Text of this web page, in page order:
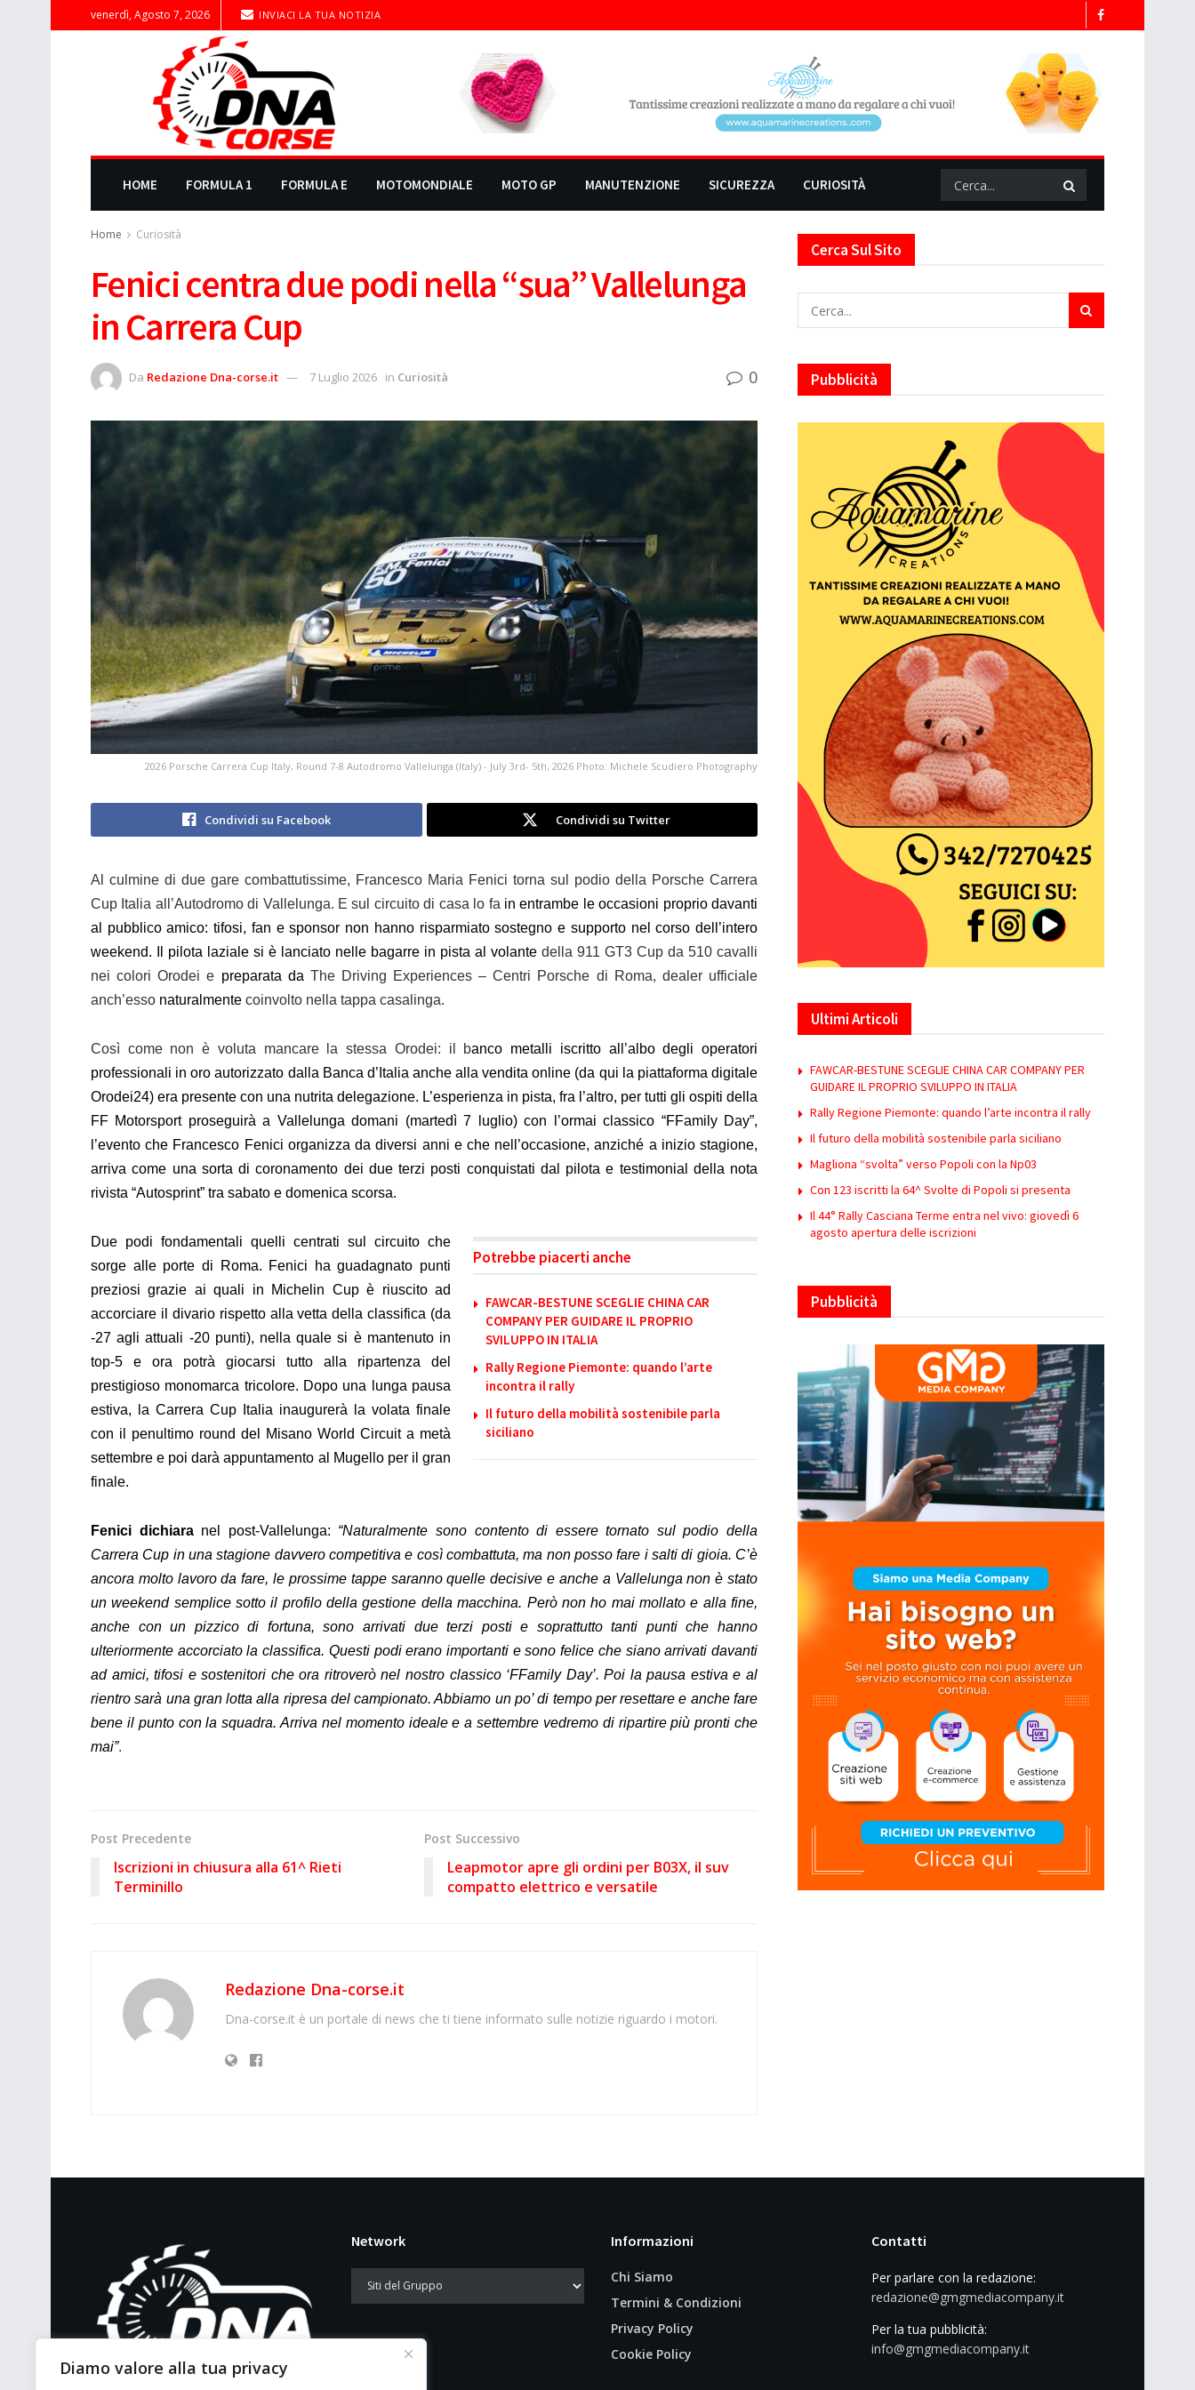
Diamo valore alla tua privacy
venerdì, Agosto 7, 2026 INVIACI LA TUA NOTIZIA
HOME FORMULA 1 FORMULA E MOTOMONDIALE MOTO GP MANUTENZIONE SICUREZZA CURIOSITÀ
Home Curiosità
Fenici centra due podi nella “sua” Vallelunga
in Carrera Cup
Da Redazione Dna-corse.it 7 Luglio 2026 in Curiosità 0
2026 Porsche Carrera Cup Italy, Round 7-8 Autodromo Vallelunga (Italy) - July 3rd- 5th, 2026 Photo: Michele Scudiero Photography
Condividi su Facebook Condividi su Twitter
Al culmine di due gare combattutissime, Francesco Maria Fenici torna sul podio della Porsche Carrera
Cup Italia all’Autodromo di Vallelunga. E sul circuito di casa lo fa in entrambe le occasioni proprio davanti
al pubblico amico: tifosi, fan e sponsor non hanno risparmiato sostegno e supporto nel corso dell’intero
weekend. Il pilota laziale si è lanciato nelle bagarre in pista al volante della 911 GT3 Cup da 510 cavalli
nei colori Orodei e preparata da The Driving Experiences – Centri Porsche di Roma, dealer ufficiale
anch’esso naturalmente coinvolto nell a tappa casalinga.
Così come non è voluta mancare la stessa Orodei: il banco metalli iscritto all’albo degli operatori
professionali in oro autorizzato dalla Banca d’Italia anche alla vendita online (da qui la piattaforma digitale
Orodei24) era presente con una nutrita delegazione. L’esperienza in pista, fra l’altro, per tutti gli ospiti della
FF Motorsport proseguirà a Vallelunga domani (martedì 7 luglio) con l’ormai classico “FFamily Day”,
l’evento che Francesco Fenici organizza da diversi anni e che nell’occasione, anziché a inizio stagione,
arriva come una sorta di coronamento dei due terzi posti conquistati dal pilota e testimonial della nota
rivista “Autosprint” tra sabato e domenica scorsa.
Potrebbe piacerti anche
FAWCAR-BESTUNE SCEGLIE CHINA CAR
COMPANY PER GUIDARE IL PROPRIO
SVILUPPO IN ITALIA
Rally Regione Piemonte: quando l’arte
incontra il rally
Il futuro della mobilità sostenibile parla
siciliano
Due podi fondamentali quelli centrati sul circuito che
sorge alle porte di Roma. Fenici ha guadagnato punti
preziosi grazie ai quali in Michelin Cup è riuscito ad
accorciare il divario rispetto alla vetta della classifica (da
-27 agli attuali -20 punti), nella quale si è mantenuto in
top-5 e ora potrà giocarsi tutto alla ripartenza del
prestigioso monomarca tricolore. Dopo una lunga pausa
estiva, la Carrera Cup Italia inaugurerà la volata finale
con il penultimo round del Misano World Circuit a metà
settembre e poi darà appuntamento al Mugello per il gran
finale.
Fenici dichiaranel post-Vallelunga: “Naturalmente sono contento di essere tornato sul podio della
Carrera Cup in una stagione davvero competitiva e così combattuta, ma non posso fare i salti di gioia. C’è
ancora molto lavoro da fare, le prossime tappe saranno quelle decisive e anche a Vallelunga non è stato
un weekend semplice sotto il profilo della gestione della macchina. Però non ho mai mollato e alla fine,
anche con un pizzico di fortuna, sono arrivati due terzi posti e soprattutto tanti punti che hanno
ulteriormente accorciato la classifica. Questi podi erano importanti e sono felice che siano arrivati davanti
ad amici, tifosi e sostenitori che ora ritroverò nel nostro classico ‘FFamily Day’. Poi la pausa estiva e al
rientro sarà una gran lotta alla ripresa del campionato. Abbiamo un po’ di tempo per resettare e anche fare
bene il punto con la squadra. Arriva nel momento ideale e a settembre vedremo di ripartire più pronti che
mai”.
Post Precedente
Iscrizioni in chiusura alla 61^ Rieti
Terminillo
Post Successivo
Leapmotor apre gli ordini per B03X, il suv
compatto elettrico e versatile
Redazione Dna-corse.it
Dna-corse.it è un portale di news che ti tiene informato sulle notizie riguardo i motori.
Cerca Sul Sito
Pubblicità
Ultimi Articoli
FAWCAR-BESTUNE SCEGLIE CHINA CAR COMPANY PER
GUIDARE IL PROPRIO SVILUPPO IN ITALIA
Rally Regione Piemonte: quando l’arte incontra il rally
Il futuro della mobilità sostenibile parla siciliano
Magliona “svolta” verso Popoli con la Np03
Con 123 iscritti la 64^ Svolte di Popoli si presenta
Il 44° Rally Casciana Terme entra nel vivo: giovedì 6
agosto apertura delle iscrizioni
Pubblicità
Network Informazioni
Chi Siamo
Termini & Condizioni
Privacy Policy
Cookie Policy
Contatti
Per parlare con la redazione:
redazione@gmgmediacompany.it
Per la tua pubblicità:
info@gmgmediacompany.it